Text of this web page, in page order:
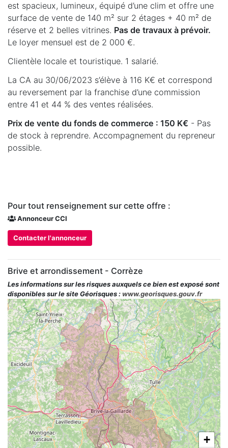
est spacieux, lumineux, équipé d’une clim et offre une
surface de vente de 140 m² sur 2 étages + 40 m² de
réserve et 2 belles vitrines. Pas de travaux à prévoir.
Le loyer mensuel est de 2 000 €.
Clientèle locale et touristique. 1 salarié.
La CA au 30/06/2023 s’élève à 116 K€ et correspond
au reversement par la franchise d’une commission
entre 41 et 44 % des ventes réalisées.
Prix de vente du fonds de commerce : 150 K€ - Pas
de stock à reprendre. Accompagnement du repreneur
possible.
Pour tout renseignement sur cette offre :
Annonceur CCI
Contacter l'annonceur
Brive et arrondissement - Corrèze
Les informations sur les risques auxquels ce bien est exposé sont
disponibles sur le site Géorisques : www.georisques.gouv.fr
+